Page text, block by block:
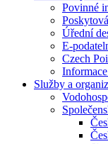
Povinné
Úřední
E-
Czech
Služby a